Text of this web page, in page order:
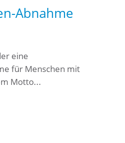
Abnahme
eine
für Menschen mit
Motto...